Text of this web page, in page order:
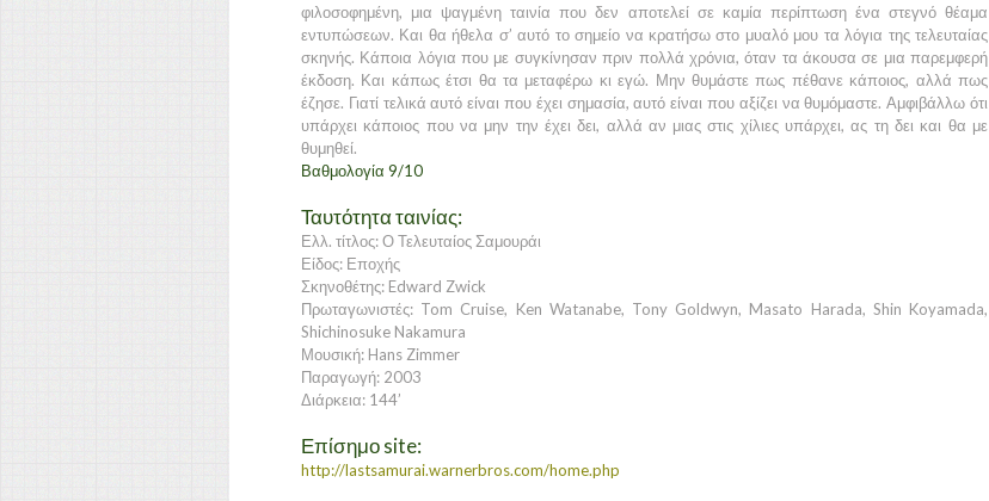
φιλοσοφημένη, μια ψαγμένη ταινία που δεν αποτελεί σε καμία περίπτωση ένα στεγνό θέαμα
εντυπώσεων. Και θα ήθελα σ’ αυτό το σημείο να κρατήσω στο μυαλό μου τα λόγια της τελευταίας
σκηνής. Κάποια λόγια που με συγκίνησαν πριν πολλά χρόνια, όταν τα άκουσα σε μια παρεμφερή
έκδοση. Και κάπως έτσι θα τα μεταφέρω κι εγώ. Μην θυμάστε πως πέθανε κάποιος, αλλά πως
έζησε. Γιατί τελικά αυτό είναι που έχει σημασία, αυτό είναι που αξίζει να θυμόμαστε. Αμφιβάλλω ότι
υπάρχει κάποιος που να μην την έχει δει, αλλά αν μιας στις χίλιες υπάρχει, ας τη δει και θα με
θυμηθεί.
Βαθμολογία 9/10
Ταυτότητα ταινίας:
Ελλ. τίτλος: Ο Τελευταίος Σαμουράι
Είδος: Εποχής
Σκηνοθέτης: Edward Zwick
Πρωταγωνιστές: Tom Cruise, Ken Watanabe, Tony Goldwyn, Masato Harada, Shin Koyamada,
Shichinosuke Nakamura
Μουσική: Hans Zimmer
Παραγωγή: 2003
Διάρκεια: 144’
Επίσημο site:
http://lastsamurai.warnerbros.com/home.php